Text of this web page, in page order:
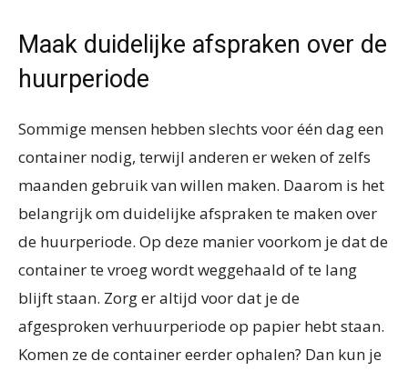
Maak duidelijke afspraken over de
huurperiode
Sommige mensen hebben slechts voor één dag een
container nodig, terwijl anderen er weken of zelfs
maanden gebruik van willen maken. Daarom is het
belangrijk om duidelijke afspraken te maken over
de huurperiode. Op deze manier voorkom je dat de
container te vroeg wordt weggehaald of te lang
blijft staan. Zorg er altijd voor dat je de
afgesproken verhuurperiode op papier hebt staan.
Komen ze de container eerder ophalen? Dan kun je